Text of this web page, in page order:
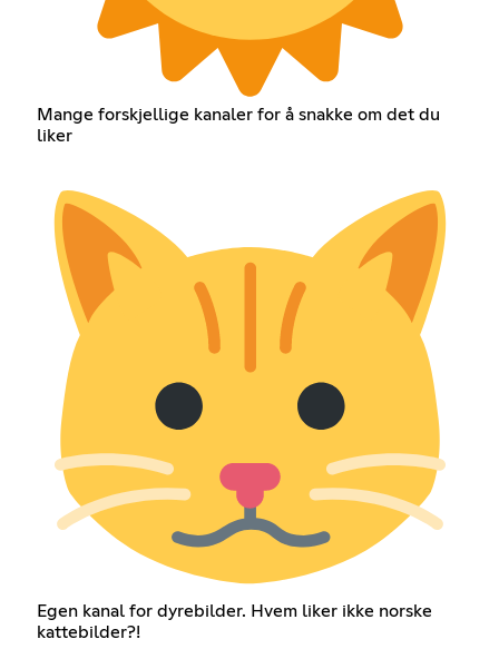
Mange forskjellige kanaler for å snakke om det du
liker
Egen kanal for dyrebilder. Hvem liker ikke norske
kattebilder?!